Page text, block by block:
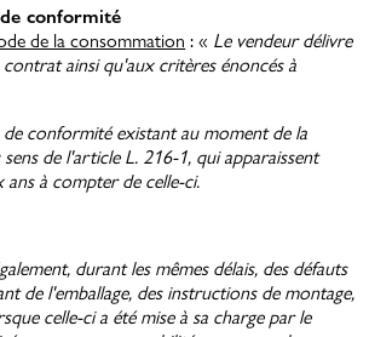
conformité
de la consommation : « Le vendeur délivre
ainsi qu'aux critères énoncés à
conformité existant au moment de la
de l'article L. 216-1, qui apparaissent
ans à compter de celle-ci.
durant les mêmes délais, des défauts
de l'emballage, des instructions de montage,
celle-ci a été mise à sa charge par le